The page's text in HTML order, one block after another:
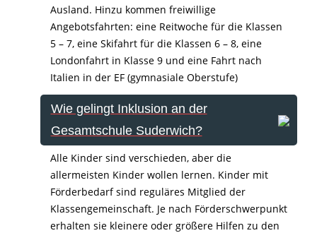
Ausland. Hinzu kommen freiwillige
Angebotsfahrten: eine Reitwoche für die Klassen
5 – 7, eine Skifahrt für die Klassen 6 – 8, eine
Londonfahrt in Klasse 9 und eine Fahrt nach
Italien in der EF (gymnasiale Oberstufe)
Wie gelingt Inklusion an der
Gesamtschule Suderwich?
Alle Kinder sind verschieden, aber die
allermeisten Kinder wollen lernen. Kinder mit
Förderbedarf sind reguläres Mitglied der
Klassengemeinschaft. Je nach Förderschwerpunkt
erhalten sie kleinere oder größere Hilfen zu den